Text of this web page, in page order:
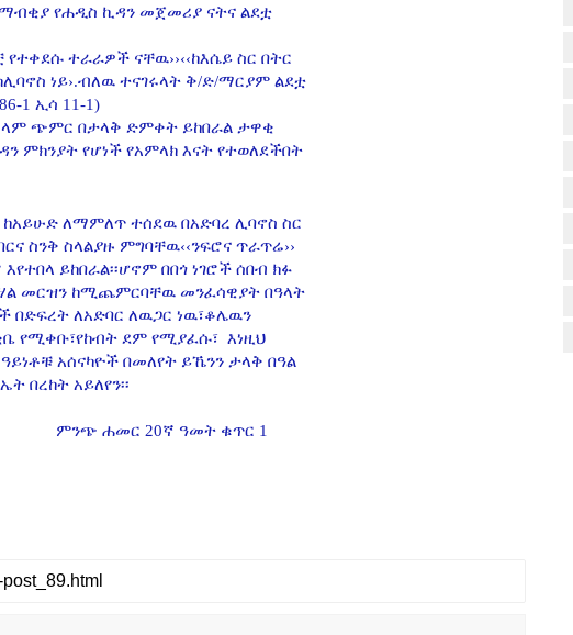
የሐዲስ ኪዳን መጀመሪያ ናትና ልደቷ
ተራራዎች ናቸዉ››‹‹ከእሴይ ስር በትር
ነይ›.ብለዉ ተናገሩላት ቅ/ድ/ማርያም ልደቷ
1 ኢሳ 11-1)
ጭምር በታላቅ ድምቀት ይከበራል ታዋቂ
ምክንያት የሆነች የአምላክ እናት የተወለደችበት
ለማምለጥ ተሰደዉ በአድባረ ሊባኖስ ስር
ስንቅ ስላልያዙ ምግባቸዉ‹‹ንፍሮና ጥራጥሬ››
ይከበራል፡፡ሆኖም በበጎ ነገሮች ሰበብ ክፉ
መርዝን ከሚጨምርባቸዉ መንፈሳዊያት በዓላት
በድፍረት ለአድባር ለዉጋር ነዉ፣ቆሌዉን
የሚቀቡ፣የከብት ደም የሚያፈሱ፣ እነዚህ
አሰናካዮች በመለየት ይኼንን ታላቅ በዓል
በረከት አይለየን፡፡
ዓመት ቁጥር 1